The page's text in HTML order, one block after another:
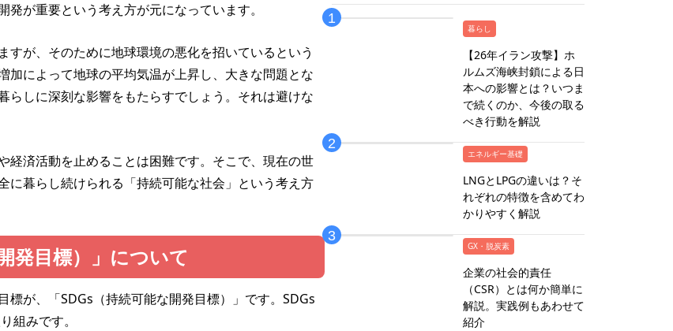
が重要という考え方が元になっています。
が、そのために地球環境の悪化を招いているという
によって地球の平均気温が上昇し、大きな問題とな
らしに深刻な影響をもたらすでしょう。それは避けな
経済活動を止めることは困難です。そこで、現在の世
に暮らし続けられる「持続可能な社会」という考え方
発目標）」について
が、「SDGs（持続可能な開発目標）」です。SDGs
組みです。
暮らし
【26年イラン攻撃】ホ
ルムズ海峡封鎖による日
本への影響とは？いつま
で続くのか、今後の取る
べき行動を解説
エネルギー基礎
LNGとLPGの違いは？そ
れぞれの特徴を含めてわ
かりやすく解説
GX・脱炭素
企業の社会的責任
（CSR）とは何か簡単に
解説。実践例もあわせて
紹介